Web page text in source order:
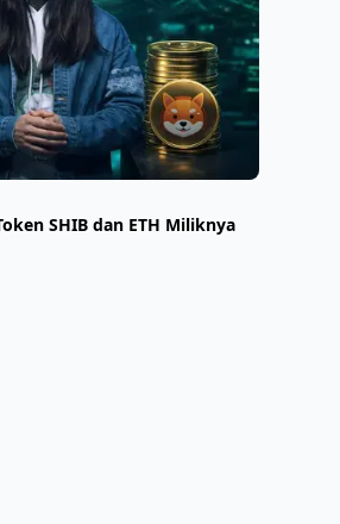
SHIB dan ETH Miliknya